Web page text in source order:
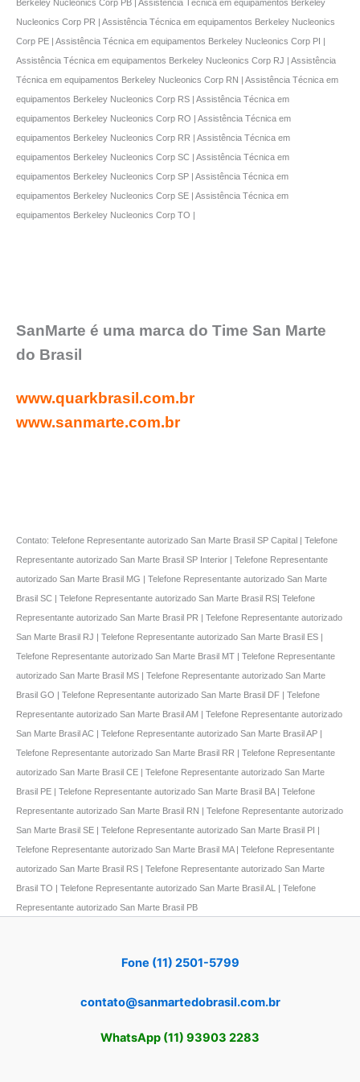
Berkeley Nucleonics Corp PB | Assistência Técnica em equipamentos Berkeley
Nucleonics Corp PR | Assistência Técnica em equipamentos Berkeley Nucleonics
Corp PE | Assistência Técnica em equipamentos Berkeley Nucleonics Corp PI |
Assistência Técnica em equipamentos Berkeley Nucleonics Corp RJ | Assistência
Técnica em equipamentos Berkeley Nucleonics Corp RN | Assistência Técnica em
equipamentos Berkeley Nucleonics Corp RS | Assistência Técnica em
equipamentos Berkeley Nucleonics Corp RO | Assistência Técnica em
equipamentos Berkeley Nucleonics Corp RR | Assistência Técnica em
equipamentos Berkeley Nucleonics Corp SC | Assistência Técnica em
equipamentos Berkeley Nucleonics Corp SP | Assistência Técnica em
equipamentos Berkeley Nucleonics Corp SE | Assistência Técnica em
equipamentos Berkeley Nucleonics Corp TO |
SanMarte é uma marca do Time San Marte
do Brasil
www.quarkbrasil.com.br
www.sanmarte.com.br
Contato: Telefone Representante autorizado San Marte Brasil SP Capital | Telefone
Representante autorizado San Marte Brasil SP Interior | Telefone Representante
autorizado San Marte Brasil MG | Telefone Representante autorizado San Marte
Brasil SC | Telefone Representante autorizado San Marte Brasil RS| Telefone
Representante autorizado San Marte Brasil PR | Telefone Representante autorizado
San Marte Brasil RJ | Telefone Representante autorizado San Marte Brasil ES |
Telefone Representante autorizado San Marte Brasil MT | Telefone Representante
autorizado San Marte Brasil MS | Telefone Representante autorizado San Marte
Brasil GO | Telefone Representante autorizado San Marte Brasil DF | Telefone
Representante autorizado San Marte Brasil AM | Telefone Representante autorizado
San Marte Brasil AC | Telefone Representante autorizado San Marte Brasil AP |
Telefone Representante autorizado San Marte Brasil RR | Telefone Representante
autorizado San Marte Brasil CE | Telefone Representante autorizado San Marte
Brasil PE | Telefone Representante autorizado San Marte Brasil BA | Telefone
Representante autorizado San Marte Brasil RN | Telefone Representante autorizado
San Marte Brasil SE | Telefone Representante autorizado San Marte Brasil PI |
Telefone Representante autorizado San Marte Brasil MA | Telefone Representante
autorizado San Marte Brasil RS | Telefone Representante autorizado San Marte
Brasil TO | Telefone Representante autorizado San Marte Brasil AL | Telefone
Representante autorizado San Marte Brasil PB
Fone (11) 2501-5799
contato@sanmartedobrasil.com.br
WhatsApp (11) 93903 2283